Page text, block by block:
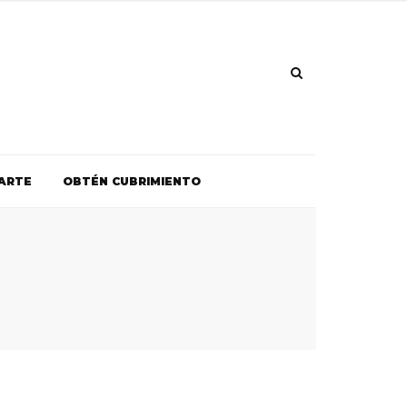
OBTÉN CUBRIMIENTO